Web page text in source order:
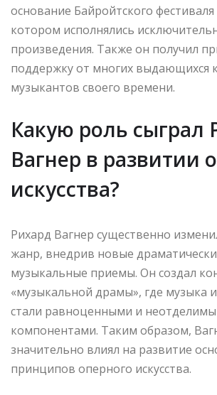
основание Байройтского
котором исполнялись
произведения. Также он получил
поддержку от многих выдающихся
музыкантов своего времени.
Какую роль сыграл
Вагнер в развитии
искусства?
Рихард Вагнер существенно
жанр, внедрив новые
музыкальные приемы. Он создал
«музыкальной драмы», где музыка
стали равноценными и
компонентами. Таким образом,
значительно влиял на развитие
принципов оперного искусства.